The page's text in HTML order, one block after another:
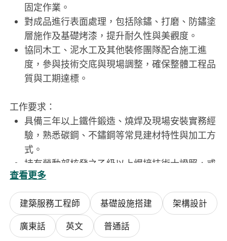
固定作業。
對成品進行表面處理，包括除鏽、打磨、防鏽塗
層施作及基礎烤漆，提升耐久性與美觀度。
協同木工、泥水工及其他裝修團隊配合施工進
度，參與技術交底與現場調整，確保整體工程品
質與工期達標。
工作要求：
具備三年以上鐵件鍛造、燒焊及現場安裝實務經
驗，熟悉碳鋼、不鏽鋼等常見建材特性與加工方
式。
持有勞動部核發之乙級以上焊接技術士證照，或
具備同等技術能力證明（如歷年承作案例、師傅
推薦函等）。
能獨立閱讀簡單施工圖說，具備基本幾何計算與
空間判斷能力，可依實際環境靈活修正製作細
節。
查看更多
建築服務工程師 基礎設施搭建
架構設計
廣東話
英文 普通話